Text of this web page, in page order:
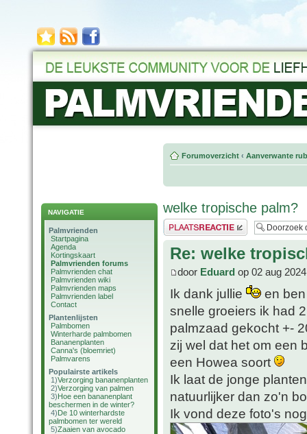
NAVIGATIE
Palmvrienden
Startpagina
Agenda
Kortingskaart
Palmvrienden forums
Palmvrienden chat
Palmvrienden wiki
Palmvrienden maps
Palmvrienden label
Contact
Plantenlijsten
Palmbomen
Winterharde palmbomen
Bananenplanten
Canna's (bloemriet)
Palmvarens
Populairste artikels
1)Verzorging bananenplanten
2)Verzorging van palmen
3)Hoe een bananenplant
beschermen in de winter?
4)De 10 winterhardste
palmbomen ter wereld
5)Zaaien van avocado
Forumoverzicht ‹ Aanverwante
welke tropische palm?
Plaats een reactie
Re: welke
door Eduard op 02 aug
Ik dank jullie
en
snelle groeiers ik had
palmzaad gekocht +-
zij wel dat het om een
een Howea soort
Ik laat de jonge
natuurlijker dan zo'n
Ik vond deze foto's